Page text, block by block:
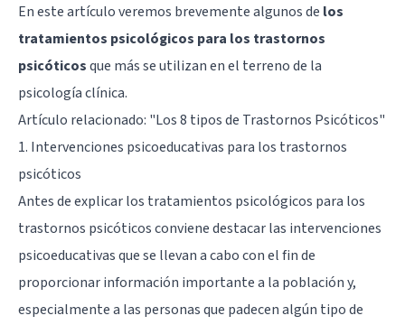
En este artículo veremos brevemente algunos de los
tratamientos psicológicos para los trastornos
psicóticosque más se utilizan en el terreno de la
psicología clínica.
Artículo relacionado: "Los 8 tipos de Trastornos Psicóticos"
1. Intervenciones psicoeducativas para los trastornos
psicóticos
Antes de explicar los tratamientos psicológicos para los
trastornos psicóticos conviene destacar las intervenciones
psicoeducativas que se llevan a cabo con el fin de
proporcionar información importante a la población y,
especialmente a las personas que padecen algún tipo de